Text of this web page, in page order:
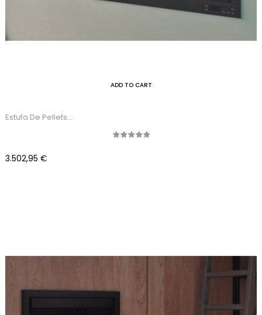
ADD TO CART
Estufa De Pellets...
Precio
3.502,95 €